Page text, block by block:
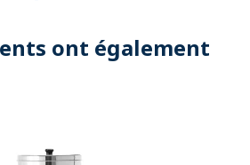
ont également